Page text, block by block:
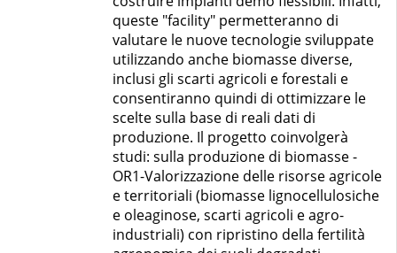
queste "facility" permetteranno di
valutare le nuove tecnologie sviluppate
utilizzando anche biomasse diverse,
inclusi gli scarti agricoli e forestali e
consentiranno quindi di ottimizzare le
scelte sulla base di reali dati di
produzione. Il progetto coinvolgerà
studi: sulla produzione di biomasse -
OR1-Valorizzazione delle risorse agricole
e territoriali (biomasse lignocellulosiche
e oleaginose, scarti agricoli e agro-
industriali) con ripristino della fertilità